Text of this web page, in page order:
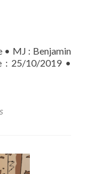
MJ : Benjamin
: 25/10/2019 •